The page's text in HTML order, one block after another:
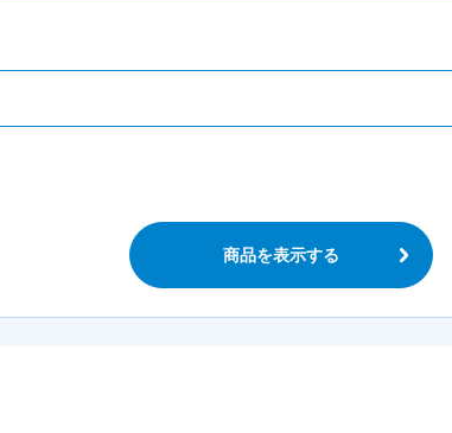
商品を表示する